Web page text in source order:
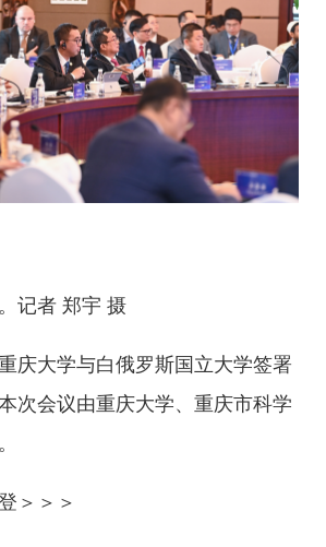
记者 郑宇 摄
庆大学与白俄罗斯国立大学签署
次会议由重庆大学、重庆市科学
＞＞＞